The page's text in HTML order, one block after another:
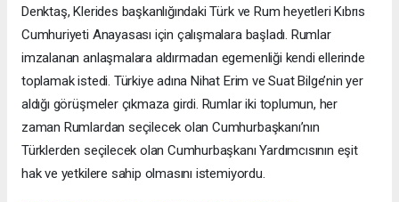
Denktaş, Klerides başkanlığındaki Türk ve Rum heyetleri Kıbrıs
Cumhuriyeti Anayasası için çalışmalara başladı. Rumlar
imzalanan anlaşmalara aldırmadan egemenliği kendi ellerinde
toplamak istedi. Türkiye adına Nihat Erim ve Suat Bilge’nin yer
aldığı görüşmeler çıkmaza girdi. Rumlar iki toplumun, her
zaman Rumlardan seçilecek olan Cumhurbaşkanı’nın
Türklerden seçilecek olan Cumhurbaşkanı Yardımcısının eşit
hak ve yetkilere sahip olmasını istemiyordu.